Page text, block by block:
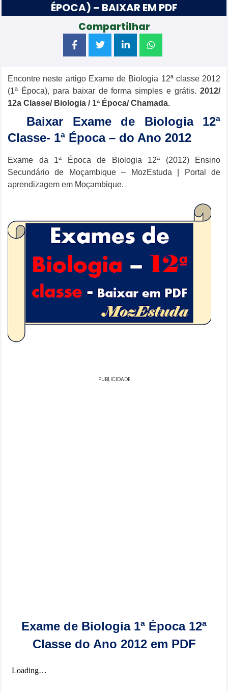
ÉPOCA) – BAIXAR EM PDF
Compartilhar
Encontre neste artigo Exame de Biologia 12ª classe 2012
(1ª Época), para baixar de forma simples e grátis. 2012/
12a Classe/ Biologia / 1ª Época/ Chamada.
Baixar Exame de Biologia 12ª
Classe- 1ª Época – do Ano 2012
Exame da 1ª Época de Biologia 12ª (2012) Ensino
Secundário de Moçambique – MozEstuda | Portal de
aprendizagem em Moçambique.
PUBLICIDADE
Exame de Biologia 1ª Época 12ª
Classe do Ano 2012 em PDF